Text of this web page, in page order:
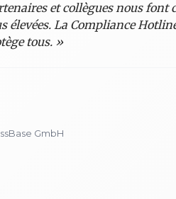
et collègues nous font
élevées. La Compliance
tous. »
GmbH